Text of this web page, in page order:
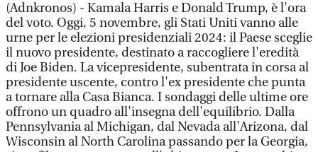
(Adnkronos) - Kamala Harris e Donald Trump, è l'ora
del voto. Oggi, 5 novembre, gli Stati Uniti vanno alle
urne per le elezioni presidenziali 2024: il Paese sceglie
il nuovo presidente, destinato a raccogliere l'eredità
di Joe Biden. La vicepresidente, subentrata in corsa al
presidente uscente, contro l'ex presidente che punta
a tornare alla Casa Bianca. I sondaggi delle ultime ore
offrono un quadro all'insegna dell'equilibrio. Dalla
Pennsylvania al Michigan, dal Nevada all'Arizona, dal
Wisconsin al North Carolina passando per la Georgia,